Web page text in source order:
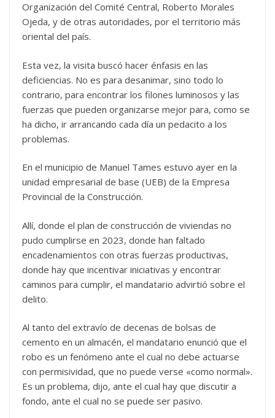
Organización del Comité Central, Roberto Morales
Ojeda, y de otras autoridades, por el territorio más
oriental del país.
Esta vez, la visita buscó hacer énfasis en las
deficiencias. No es para desanimar, sino todo lo
contrario, para encontrar los filones luminosos y las
fuerzas que pueden organizarse mejor para, como se
ha dicho, ir arrancando cada día un pedacito a los
problemas.
En el municipio de Manuel Tames estuvo ayer en la
unidad empresarial de base (UEB) de la Empresa
Provincial de la Construcción.
Allí, donde el plan de construcción de viviendas no
pudo cumplirse en 2023, donde han faltado
encadenamientos con otras fuerzas productivas,
donde hay que incentivar iniciativas y encontrar
caminos para cumplir, el mandatario advirtió sobre el
delito.
Al tanto del extravío de decenas de bolsas de
cemento en un almacén, el mandatario enunció que el
robo es un fenómeno ante el cual no debe actuarse
con permisividad, que no puede verse «como normal».
Es un problema, dijo, ante el cual hay que discutir a
fondo, ante el cual no se puede ser pasivo.